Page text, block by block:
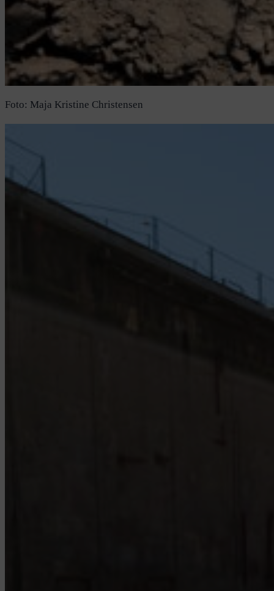
Foto: Maja Kristine Christensen